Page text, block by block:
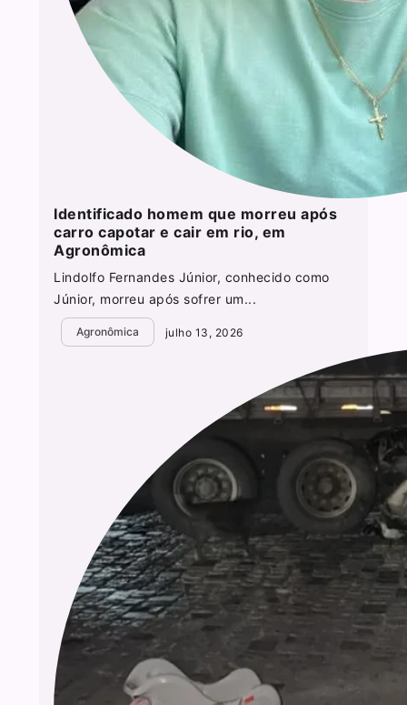
Identificado homem que morreu após
carro capotar e cair em rio, em
Agronômica
Lindolfo Fernandes Júnior, conhecido como
Júnior, morreu após sofrer um...
Agronômica julho 13, 2026